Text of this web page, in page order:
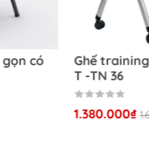
TN 34
Hình ảnh
có
Ghế
T -TN 36
1.380.000₫